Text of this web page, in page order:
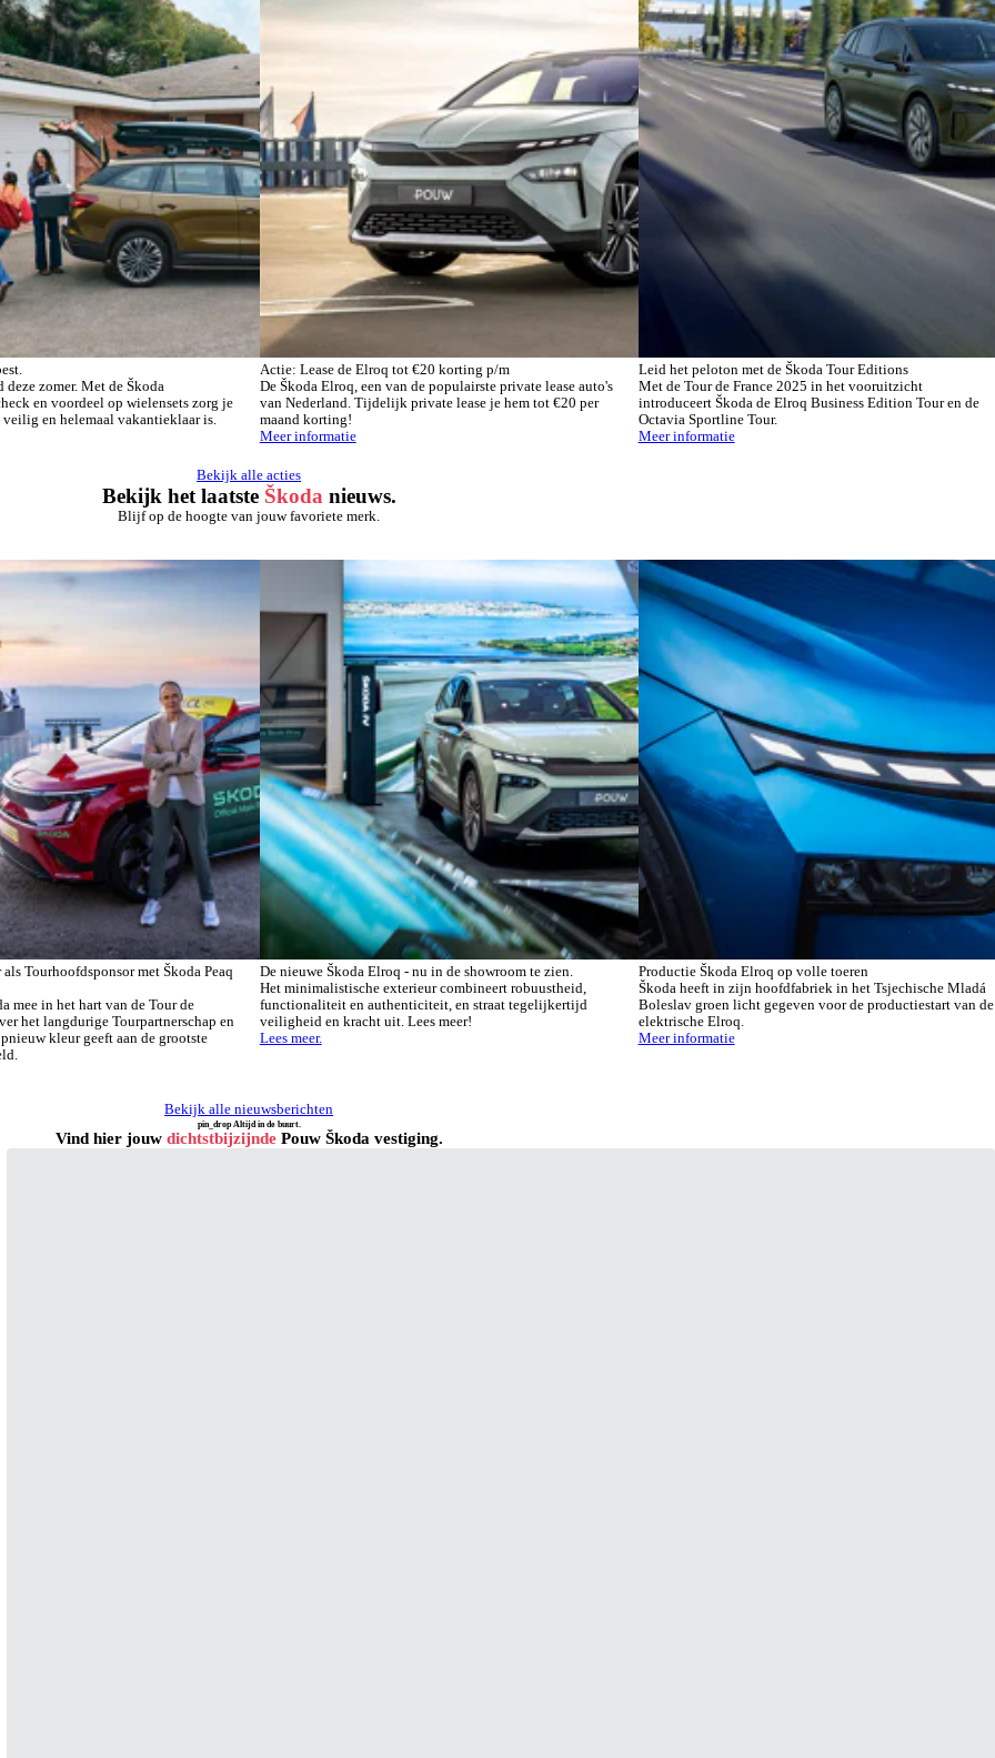
deze zomer. Met de Škoda
en voordeel op wielensets zorg je
en helemaal vakantieklaar is.
Actie: Lease de Elroq tot €20 korting p/m
De Škoda Elroq, een van de populairste private lease auto's
van Nederland. Tijdelijk private lease je hem tot €20 per
maand korting!
Meer informatie
Leid het peloton met de Škoda Tour Editions
Met de Tour de France 2025 in het vooruitzicht
introduceert Škoda de Elroq Business Edition Tour en de
Octavia Sportline Tour.
Meer informatie
Bekijk alle acties
Bekijk het laatsteŠkoda nieuws.
Blijf op de hoogte van jouw favoriete merk.
Tourhoofdsponsor met Škoda Peaq
mee in het hart van de Tour de
het langdurige Tourpartnerschap en
kleur geeft aan de grootste
De nieuwe Škoda Elroq - nu in de showroom te zien.
Het minimalistische exterieur combineert robuustheid,
functionaliteit en authenticiteit, en straat tegelijkertijd
veiligheid en kracht uit. Lees meer!
Lees meer.
Productie Škoda Elroq op volle toeren
Škoda heeft in zijn hoofdfabriek in het Tsjechische Mladá
Boleslav groen licht gegeven voor de productiestart van de
elektrische Elroq.
Meer informatie
Bekijk alle nieuwsberichten
pin_dropAltijd in de buurt.
Vind hier jouw dichtstbijzijndePouw Škoda vestiging.